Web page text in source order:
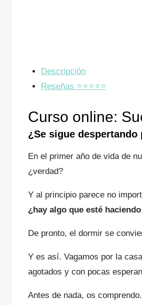
Descripción
Reseñas ⭐️⭐️⭐️⭐️⭐️
Curso online:
¿Se sigue
En el primer año de vida de
¿verdad?
Y al principio parece no
¿hay algo que esté
De pronto, el dormir se
Y es así. Vagamos por la
agotados y con pocas
Antes de nada, os